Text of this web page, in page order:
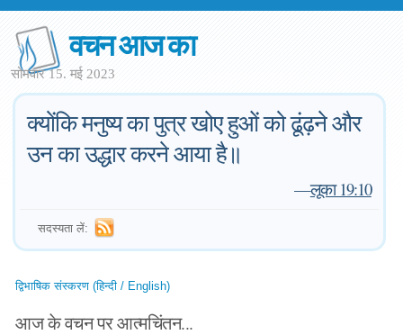
वचन आज का
सोमवार 15. मई 2023
क्योंकि मनुष्य का पुत्र खोए हुओं को ढूंढ़ने और
उन का उद्धार करने आया है॥
—लूका 19:10
सदस्यता लें:
द्विभाषिक संस्करण (हिन्दी / English)
आज के वचन पर आत्मचिंतन...